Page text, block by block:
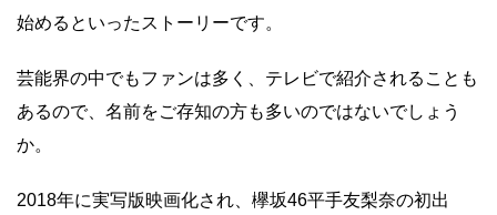
始めるといったストーリーです。
芸能界の中でもファンは多く、テレビで紹介されることも
あるので、名前をご存知の方も多いのではないでしょう
か。
2018年に実写版映画化され、欅坂46平手友梨奈の初出